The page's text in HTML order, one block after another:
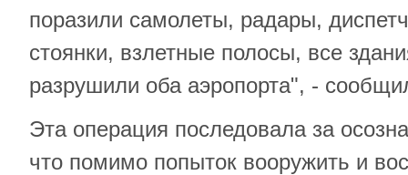
поразили самолеты, радары,
стоянки, взлетные полосы, все
разрушили оба аэропорта", -
Эта операция последовала за
что помимо попыток вооружить и